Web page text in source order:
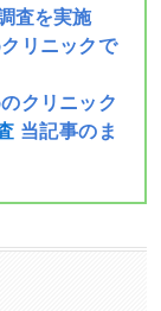
査を実施
リニックで
クリニック
当記事のま